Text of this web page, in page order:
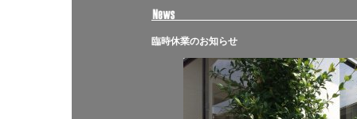
臨時休業のお知らせ